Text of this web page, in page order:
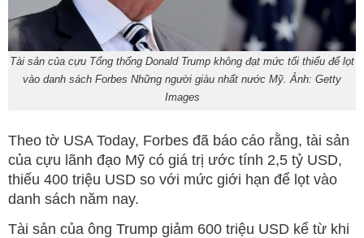
Tài sản của cựu Tổng thống Donald Trump không đạt mức tối thiểu để lọt
vào danh sách Forbes Những người giàu nhất nước Mỹ. Ảnh: Getty
Images
Theo tờ USA Today, Forbes đã báo cáo rằng, tài sản
của cựu lãnh đạo Mỹ có giá trị ước tính 2,5 tỷ USD,
thiếu 400 triệu USD so với mức giới hạn để lọt vào
danh sách năm nay.
Tài sản của ông Trump giảm 600 triệu USD kể từ khi